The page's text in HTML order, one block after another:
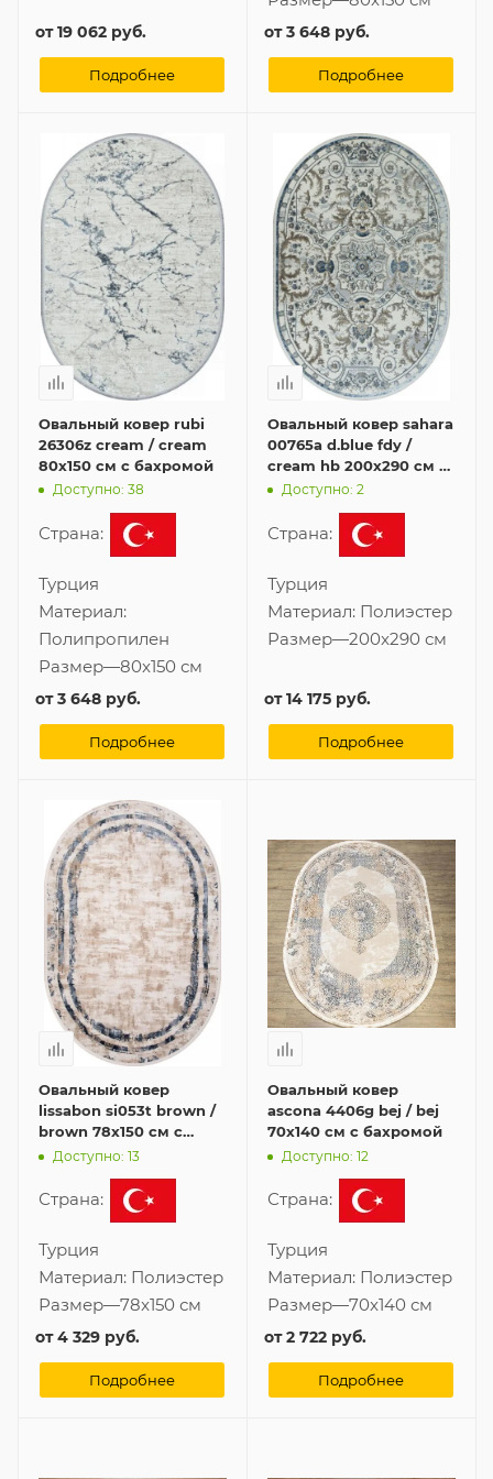
от19 062 руб.
Подробнее
от3 648 руб.
Подробнее
Овальный ковер rubi
26306z cream / cream
80x150 см с бахромой
Доступно: 38
Страна:
Турция
Материал:
Полипропилен
Размер—80x150 см
от3 648 руб.
Подробнее
Овальный ковер sahara
00765a d.blue fdy /
cream hb 200x290 см с
бахромой
Доступно: 2
Страна:
Турция
Материал: Полиэстер
Размер—200x290 см
от14 175 руб.
Подробнее
Овальный ковер
lissabon si053t brown /
brown 78x150 см с
бахромой
Доступно: 13
Страна:
Турция
Материал: Полиэстер
Размер—78x150 см
от4 329 руб.
Подробнее
Овальный ковер
ascona 4406g bej / bej
70x140 см с бахромой
Доступно: 12
Страна:
Турция
Материал: Полиэстер
Размер—70x140 см
от2 722 руб.
Подробнее